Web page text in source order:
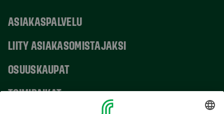
ASIAKASPALVELU
LIITY ASIAKASOMISTAJAKSI
OSUUSKAUPAT
TOIMIPAIKAT